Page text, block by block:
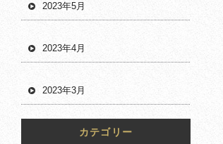
2023年5月
2023年4月
2023年3月
カテゴリー